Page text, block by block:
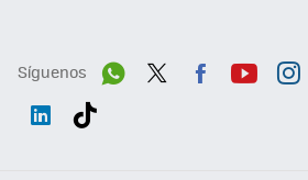
Síguenos